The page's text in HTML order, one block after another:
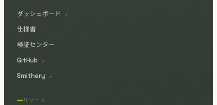
ダッシュボード ↗
仕様書
検証センター
GitHub
↗
Smithery ↗
リソース